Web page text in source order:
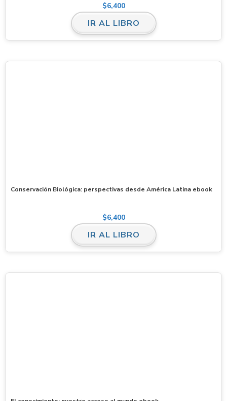
$6,400
IR AL LIBRO
Conservación Biológica: perspectivas desde América Latina ebook
$6,400
IR AL LIBRO